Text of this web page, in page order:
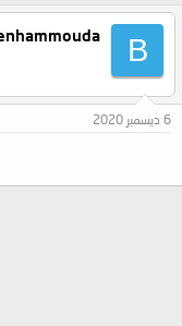
B
6 ديسمبر 2020